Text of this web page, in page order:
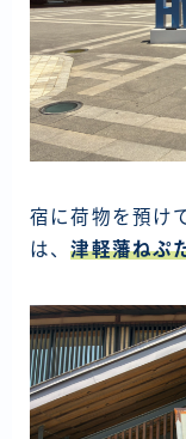
宿に荷物を預け
は、津軽藩ねぷ